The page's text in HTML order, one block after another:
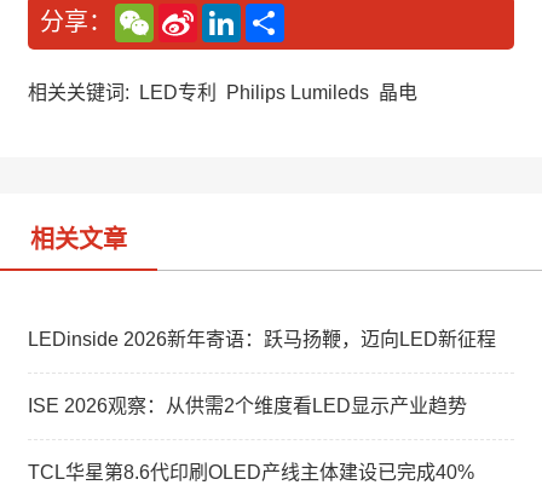
分享：
W
e
C
a
S
n
W
L
n
e
相关关键词: LED专利 Philips Lumileds 晶电
相关文章
LEDinside 2026新年寄语：跃马扬鞭，迈向LED新征程
ISE 2026观察：从供需2个维度看LED显示产业趋势
TCL华星第8.6代印刷OLED产线主体建设已完成40%